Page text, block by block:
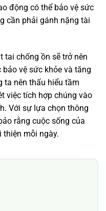
động có thể bảo vệ sức
cần phải gánh nặng tài
tai chống ồn sẽ trở nên
vệ sức khỏe và tăng
ta nên thấu hiểu tầm
việc tích hợp chúng vào
Với sự lựa chọn thông
rằng cuộc sống của
thiện mỗi ngày.